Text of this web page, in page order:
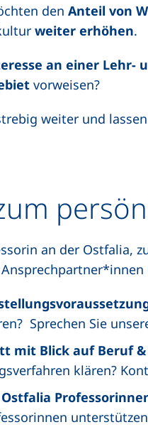
den Anteil von
weiter erhöhen.
an einer Lehr-
vorweisen?
weiter und
an der Ostfalia,
Sprechen Sie
mit Blick auf Beruf
klären?